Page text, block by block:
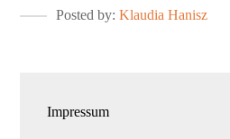
Posted by:Klaudia Hanisz
Impressum